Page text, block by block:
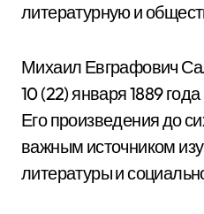
литературную и
Михаил Евграфович
10 (22) января 1889
Его произведения до
важным источником
литературы и